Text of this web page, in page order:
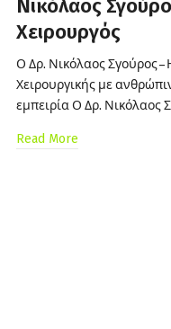
Νικόλαος
Χειρουργός
Ο Δρ. Νικόλαος Σγούρος
Χειρουργικής με
εμπειρία Ο Δρ. Νικόλαος
Read More